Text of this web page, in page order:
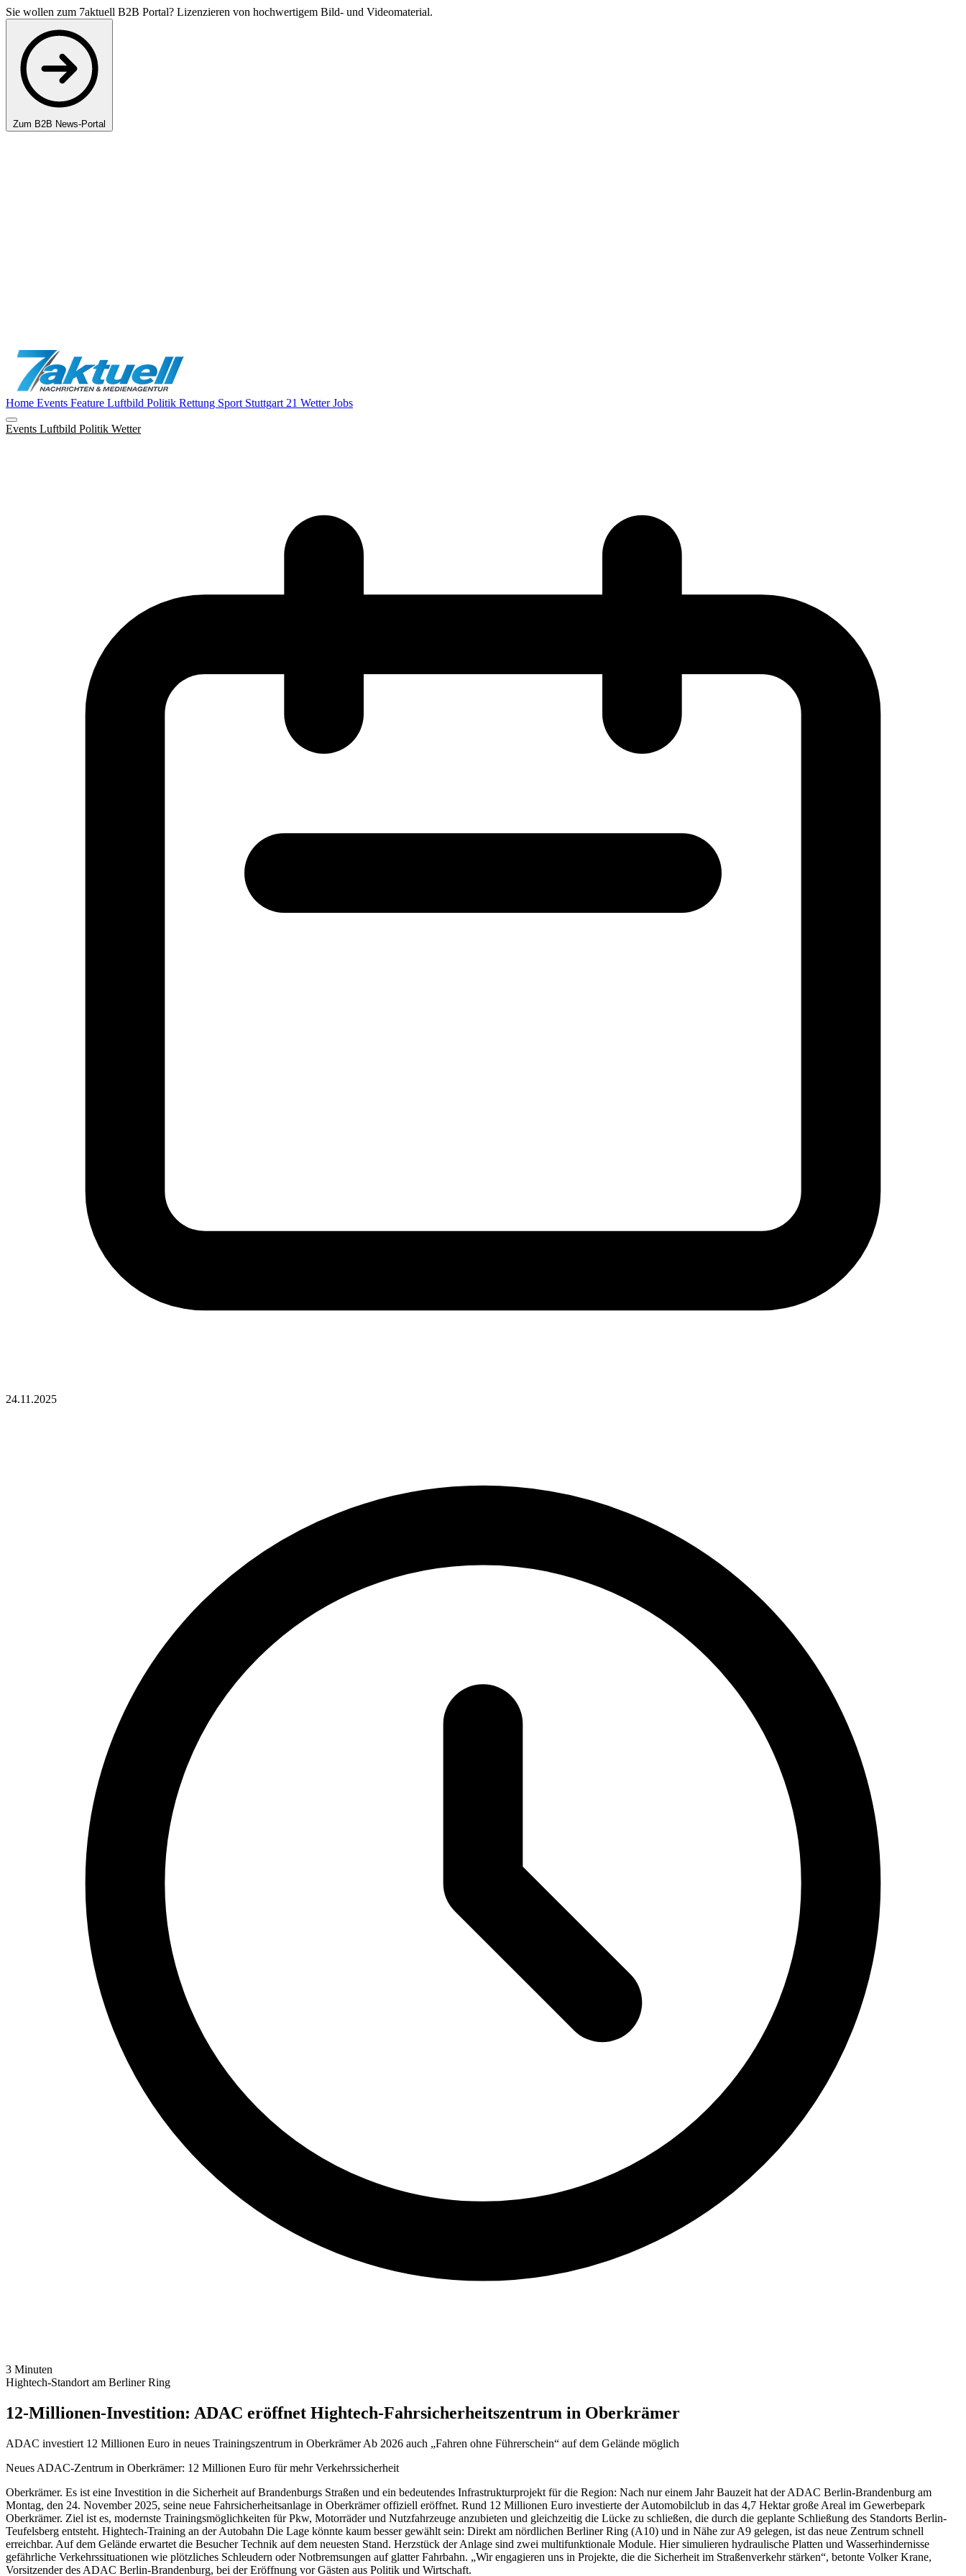
Sie wollen zum 7aktuell B2B Portal? Lizenzieren von hochwertigem Bild- und Videomaterial.
Zum B2B News-Portal
Home Events Feature Luftbild Politik Rettung Sport Stuttgart 21 WetterJobs
Events Luftbild Politik Wetter
24.11.2025
3 Minuten
Hightech-Standort am Berliner Ring
12-Millionen-Investition: ADAC eröffnet Hightech-Fahrsicherheitszentrum in Oberkrämer
ADAC investiert 12 Millionen Euro in neues Trainingszentrum in Oberkrämer Ab 2026 auch „Fahren ohne Führerschein“ auf dem Gelände möglich
Neues ADAC-Zentrum in Oberkrämer: 12 Millionen Euro für mehr Verkehrssicherheit
Oberkrämer. Es ist eine Investition in die Sicherheit auf Brandenburgs Straßen und ein bedeutendes Infrastrukturprojekt für die Region: Nach nur einem Jahr Bauzeit hat der ADAC Berlin-Brandenburg am
Montag, den 24. November 2025, seine neue Fahrsicherheitsanlage in Oberkrämer offiziell eröffnet. Rund 12 Millionen Euro investierte der Automobilclub in das 4,7 Hektar große Areal im Gewerbepark
Oberkrämer. Ziel ist es, modernste Trainingsmöglichkeiten für Pkw, Motorräder und Nutzfahrzeuge anzubieten und gleichzeitig die Lücke zu schließen, die durch die geplante Schließung des Standorts Berlin-
Teufelsberg entsteht. Hightech-Training an der Autobahn Die Lage könnte kaum besser gewählt sein: Direkt am nördlichen Berliner Ring (A10) und in Nähe zur A9 gelegen, ist das neue Zentrum schnell
erreichbar. Auf dem Gelände erwartet die Besucher Technik auf dem neuesten Stand. Herzstück der Anlage sind zwei multifunktionale Module. Hier simulieren hydraulische Platten und Wasserhindernisse
gefährliche Verkehrssituationen wie plötzliches Schleudern oder Notbremsungen auf glatter Fahrbahn. „Wir engagieren uns in Projekte, die die Sicherheit im Straßenverkehr stärken“, betonte Volker Krane,
Vorsitzender des ADAC Berlin-Brandenburg, bei der Eröffnung vor Gästen aus Politik und Wirtschaft.